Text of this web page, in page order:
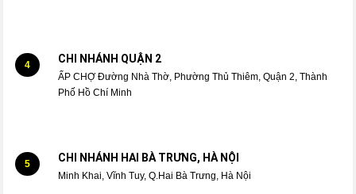
4 CHI NHÁNH QUẬN 2
ẤP CHỢ Đường Nhà Thờ, Phường Thủ Thiêm, Quận 2, Thành
Phố Hồ Chí Minh
5 CHI NHÁNH HAI BÀ TRƯNG, HÀ NỘI
Minh Khai, Vĩnh Tuy, Q.Hai Bà Trưng, Hà Nội